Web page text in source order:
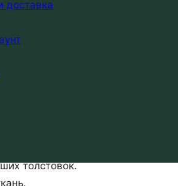
доставка
теплые плотные
из футера плотностью 310-350
материал используется в
толстовок.